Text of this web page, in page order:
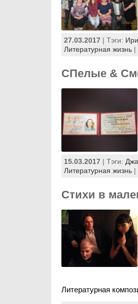
27.03.2017| Тэги:
Литературная жизнь|
СПелые &
15.03.2017| Тэги:
Литературная жизнь|
Стихи в
Литературная